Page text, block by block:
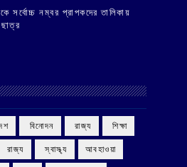
সর্বোচ্চ নম্বর প্রাপকদের তালিকায়
‌ বিনোদন ‌ রাজ্য ‌ শিক্ষা
‌ রাজ্য ‌ স্বাস্থ্য আবহাওয়া